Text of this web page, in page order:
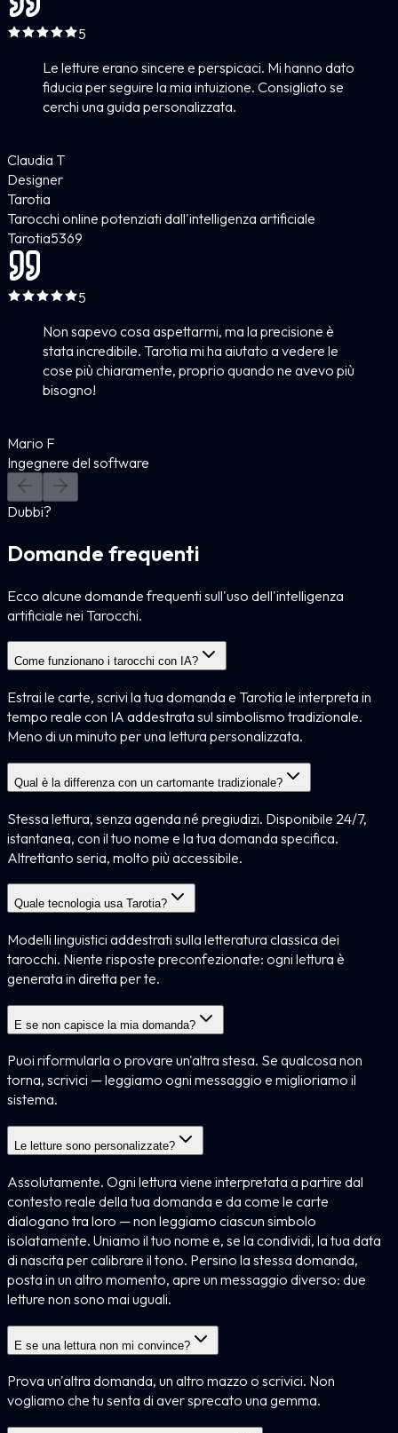
5
Le letture erano sincere e perspicaci. Mi hanno dato
fiducia per seguire la mia intuizione. Consigliato se
cerchi una guida personalizzata.
Claudia T
Designer
Tarotia
Tarocchi online potenziati dall'intelligenza artificiale
Tarotia5369
5
Non sapevo cosa aspettarmi, ma la precisione è
stata incredibile. Tarotia mi ha aiutato a vedere le
cose più chiaramente, proprio quando ne avevo più
bisogno!
Mario F
Ingegnere del software
Dubbi?
Domande frequenti
Ecco alcune domande frequenti sull'uso dell'intelligenza
artificiale nei Tarocchi.
Come funzionano i tarocchi con IA?
Estrai le carte, scrivi la tua domanda e Tarotia le interpreta in
tempo reale con IA addestrata sul simbolismo tradizionale.
Meno di un minuto per una lettura personalizzata.
Qual è la differenza con un cartomante tradizionale?
Stessa lettura, senza agenda né pregiudizi. Disponibile 24/7,
istantanea, con il tuo nome e la tua domanda specifica.
Altrettanto seria, molto più accessibile.
Quale tecnologia usa Tarotia?
Modelli linguistici addestrati sulla letteratura classica dei
tarocchi. Niente risposte preconfezionate: ogni lettura è
generata in diretta per te.
E se non capisce la mia domanda?
Puoi riformularla o provare un'altra stesa. Se qualcosa non
torna, scrivici — leggiamo ogni messaggio e miglioriamo il
sistema.
Le letture sono personalizzate?
Assolutamente. Ogni lettura viene interpretata a partire dal
contesto reale della tua domanda e da come le carte
dialogano tra loro — non leggiamo ciascun simbolo
isolatamente. Uniamo il tuo nome e, se la condividi, la tua data
di nascita per calibrare il tono. Persino la stessa domanda,
posta in un altro momento, apre un messaggio diverso: due
letture non sono mai uguali.
E se una lettura non mi convince?
Prova un'altra domanda, un altro mazzo o scrivici. Non
vogliamo che tu senta di aver sprecato una gemma.